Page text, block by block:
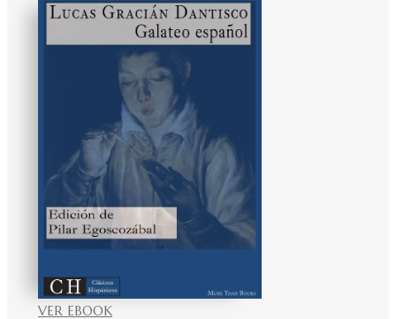
VER EBOOK